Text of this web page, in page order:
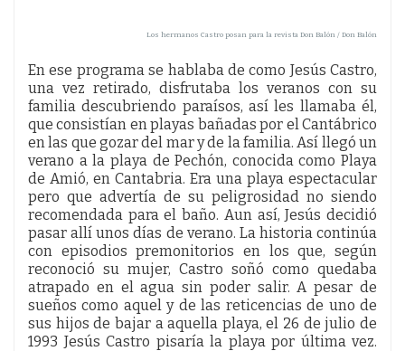
Los hermanos Castro posan para la revista Don Balón / Don Balón
En ese programa se hablaba de como Jesús Castro,
una vez retirado, disfrutaba los veranos con su
familia descubriendo paraísos, así les llamaba él,
que consistían en playas bañadas por el Cantábrico
en las que gozar del mar y de la familia. Así llegó un
verano a la playa de Pechón, conocida como Playa
de Amió, en Cantabria. Era una playa espectacular
pero que advertía de su peligrosidad no siendo
recomendada para el baño. Aun así, Jesús decidió
pasar allí unos días de verano. La historia continúa
con episodios premonitorios en los que, según
reconoció su mujer, Castro soñó como quedaba
atrapado en el agua sin poder salir. A pesar de
sueños como aquel y de las reticencias de uno de
sus hijos de bajar a aquella playa, el 26 de julio de
1993 Jesús Castro pisaría la playa por última vez.